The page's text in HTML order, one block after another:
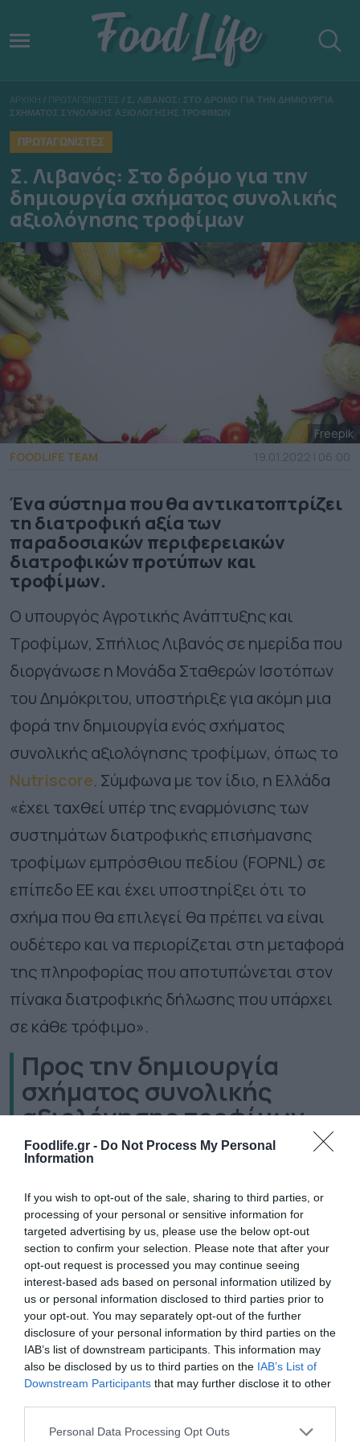
Foodlife.gr - Do Not Process My Personal
Information
If you wish to opt-out of the sale, sharing to third parties, or
processing of your personal or sensitive information for
targeted advertising by us, please use the below opt-out
section to confirm your selection. Please note that after your
opt-out request is processed you may continue seeing
interest-based ads based on personal information utilized by
us or personal information disclosed to third parties prior to
your opt-out. You may separately opt-out of the further
disclosure of your personal information by third parties on the
IAB’s list of downstream participants. This information may
also be disclosed by us to third parties on the IAB’s List of
Downstream Participants that may further disclose it to other
Please note that this website/app uses one or more Google
Personal Data Processing Opt Outs
ΑΡΧΙΚΗ / ΠΡΩΤΑΓΩΝΙΣΤΕΣ / Σ. ΛΙΒΑΝΟΣ: ΣΤΟ ΔΡΟΜΟ ΓΙΑ ΤΗΝ ΔΗΜΙΟΥΡΓΙΑ
ΣΧΗΜΑΤΟΣ ΣΥΝΟΛΙΚΗΣ ΑΞΙΟΛΟΓΗΣΗΣ ΤΡΟΦΙΜΩΝ
ΠΡΩΤΑΓΩΝΙΣΤΕΣ
Σ. Λιβανός: Στο δρόμο για την
δημιουργία σχήματος συνολικής
αξιολόγησης τροφίμων
Freepik
FOODLIFE TEAM
19.01.2022 | 06:00
Ένα σύστημα που θα αντικατοπτρίζει
τη διατροφική αξία των
παραδοσιακών περιφερειακών
διατροφικών προτύπων και
τροφίμων.
O υπουργός Αγροτικής Ανάπτυξης και
Τροφίμων, Σπήλιος Λιβανός σε ημερίδα που
διοργάνωσε η Μονάδα Σταθερών Ισοτόπων
του Δημόκριτου, υποστήριξε για ακόμη μια
φορά την δημιουργία ενός σχήματος
συνολικής αξιολόγησης τροφίμων, όπως το
Nutriscore. Σύμφωνα με τον ίδιο, η Ελλάδα
«έχει ταχθεί υπέρ της εναρμόνισης των
συστημάτων διατροφικής επισήμανσης
τροφίμων εμπρόσθιου πεδίου (FOPNL) σε
επίπεδο ΕΕ και έχει υποστηρίξει ότι το
σχήμα που θα επιλεγεί θα πρέπει να είναι
ουδέτερο και να περιορίζεται στη μεταφορά
της πληροφορίας που αποτυπώνεται στον
πίνακα διατροφικής δήλωσης που υπάρχει
σε κάθε τρόφιμο».
Προς την δημιουργία
σχήματος συνολικής
αξιολόγησης τροφίμων
Συγκεκριμένα, ο υπουργός ανέφερε: «Η χώρα
οποιοδήποτε σύστημα FOPNL να
αντικατοπτρίζει τη διατροφική αξία των
παραδοσιακών περιφερειακών διατροφικών
προτύπων και τροφίμων, όπως για
παράδειγμα, η μεσογειακή διατροφή και το
ελαιόλαδο, τα οποία έχουν αποδεδειγμένη
προστιθέμενη αξία για την ανθρώπινη
υγεία» και συμπλήρωσε ότι «πάγιο αίτημα
της χώρας μας είναι η εξαίρεση από το πεδίο